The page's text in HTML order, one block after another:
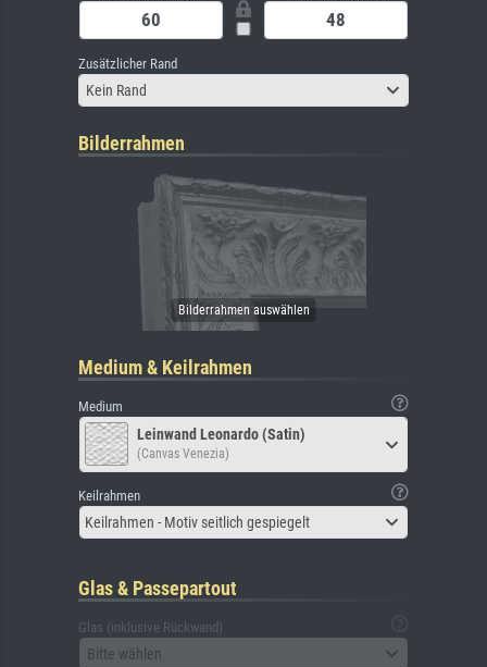
Zusätzlicher Rand
Kein Rand
Bilderrahmen
Medium & Keilrahmen
Medium
Leinwand Leonardo (Satin)
(Canvas Venezia)
Keilrahmen
Keilrahmen - Motiv seitlich gespiegelt
Glas & Passepartout
Glas (inklusive Rückwand)
Bitte wählen